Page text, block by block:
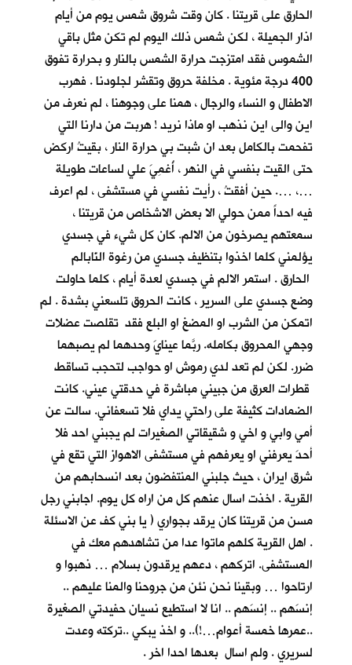
الحارق على قريتنا . كان وقت شروق شمس يوم من أيام
اذار الجميلة ، لكن شمس ذلك اليوم لم تكن مثل باقي
الشموس فقد امتزجت حرارة الشمس بالنار و بحرارة تفوق
400 درجة مئوية . مخلفة حروق وتقشر لجلودنا . فهرب
الاطفال و النساء والرجال ، همنا على وجوهنا ، لم نعرف من
اين والى اين نذهب او ماذا نريد ! هربت من دارنا التي
تفحمت بالكامل بعد ان شبت بي حرارة النار ، بقيتُ اركض
حتى القيت بنفسي في النهر ، أُغمِيَ علي لساعات طويلة
…، …. حين أفقتُ ، رأيت نفسي في مستشفى ، لم اعرف
فيه احداً ممن حولي الا بعض الاشخاص من قريتنا ،
سمعتهم يصرخون من الالم. كان كل شيء في جسدي
يؤلمني كلما اخذوا بتنظيف جسدي من رغوة النّابالم
الحارق . استمر الالم في جسدي لعدة أيام ، كلما حاولت
وضع جسدي على السرير ، كانت الحروق تلسعني بشدة . لم
اتمكن من الشرب او المضغ او البلع فقد تقلصت عضلات
وجهي المحروق بكامله. ربَّما عينايَ وحدهما لم يصبهما
ضرر. لكن لم تعد لدي رموش او حواجب لتحجب تساقط
قطرات العرق من جبيني مباشرة في حدقتي عيني. كانت
الضمادات كثيفة على راحتي يداي فلا تسعفاني. سالت عن
أمي وابي و اخي و شقيقاتي الصغيرات لم يجبني احد فلا
أحدَ يعرفني او يعرفهم في مستشفى الاهواز التي تقع في
شرق ايران ، حيث جلبني المنتفضون بعد انسحابهم من
القرية . اخذت اسال عنهم كل من اراه كل يوم. اجابني رجل
مسن من قريتنا كان يرقد بجواري ( يا بني كف عن الاسئلة
. اهل القرية كلهم ماتوا عدا من تشاهدهم معك في
المستشفى. اتركهم ، دعهم يرقدون بسلام … ذهبوا و
ارتاحوا … وبقينا نحن نئن من جروحنا والمنا عليهم ..
إنسَهم .. إنسَهم .. انا لا استطيع نسيان حفيدتي الصغيرة
..عمرها خمسة أعوام…!).. و اخذ يبكي ..تركته وعدت
لسريري . ولم اسال بعدها احدا اخر .